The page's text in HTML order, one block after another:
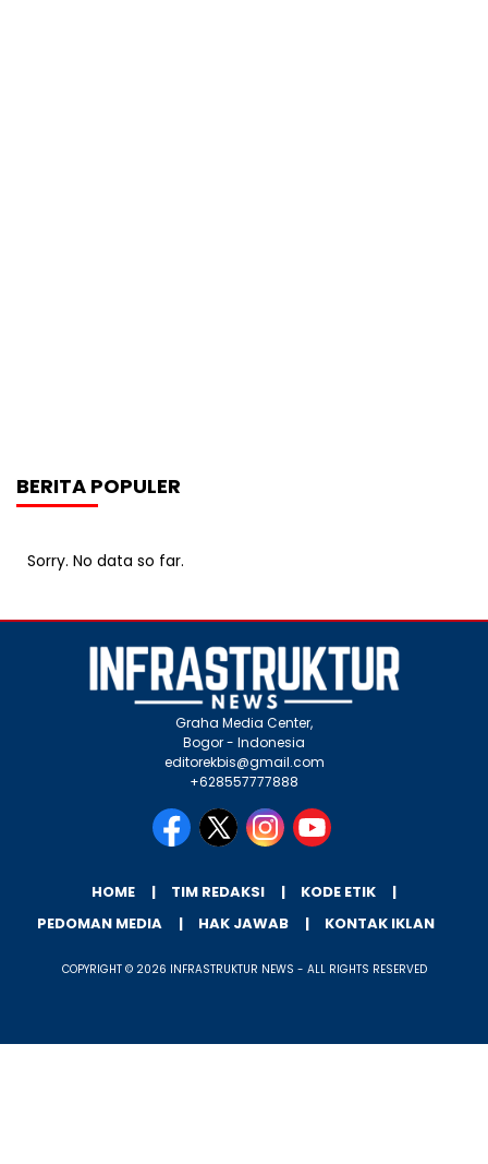
BERITA POPULER
Sorry. No data so far.
Graha Media Center,
Bogor - Indonesia
editorekbis@gmail.com
+628557777888
HOME TIM REDAKSI
KODE ETIK
PEDOMAN MEDIA
HAK JAWAB KONTAK IKLAN
COPYRIGHT © 2026 INFRASTRUKTUR NEWS - ALL RIGHTS RESERVED